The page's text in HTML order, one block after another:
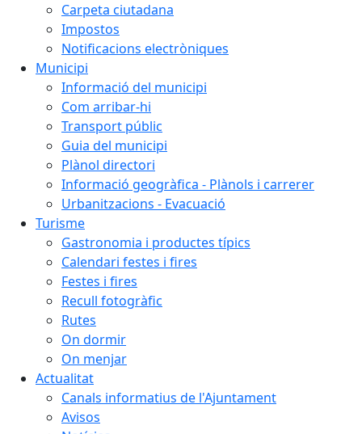
Carpeta ciutadana
Impostos
Notificacions electròniques
Municipi
Informació del municipi
Com arribar-hi
Transport públic
Guia del municipi
Plànol directori
Informació geogràfica - Plànols i carrerer
Urbanitzacions - Evacuació
Turisme
Gastronomia i productes típics
Calendari festes i fires
Festes i fires
Recull fotogràfic
Rutes
On dormir
On menjar
Actualitat
Canals informatius de l'Ajuntament
Avisos